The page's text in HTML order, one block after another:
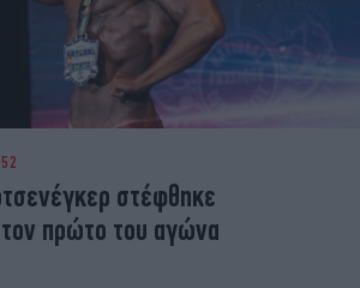
στέφθηκε
πρώτο του αγώνα